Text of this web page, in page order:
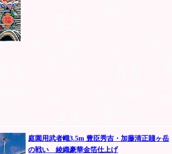
庭園用武者幟3.5m 豊臣秀吉・加藤清正賤ヶ岳
の戦い 綾織豪華金箔仕上げ